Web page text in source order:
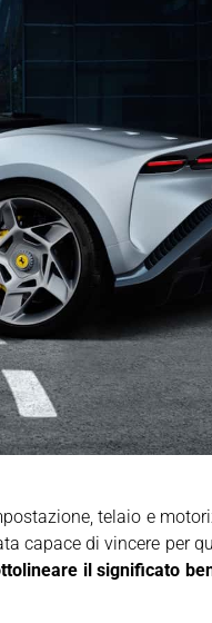
telaio e
capace di vincere per
il significato